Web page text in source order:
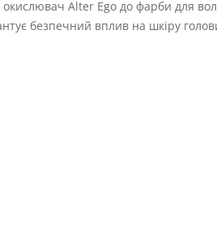
Alter Ego до фарби для
безпечний вплив на шкіру